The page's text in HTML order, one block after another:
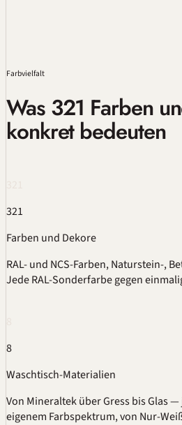
Farbvielfalt
Was 321 Farben
konkret bedeuten
321
Farben und Dekore
RAL- und NCS-Farben, Naturstein-,
Jede RAL-Sonderfarbe gegen
8
Waschtisch-Materialien
Von Mineralteküber Gress bis Glas
eigenem Farbspektrum, von Nur-